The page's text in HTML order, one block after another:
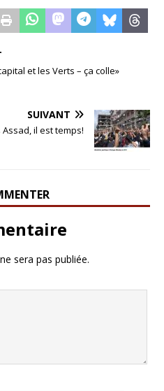
et les Verts – ça colle»
SUIVANT
il est temps!
sera pas publiée.